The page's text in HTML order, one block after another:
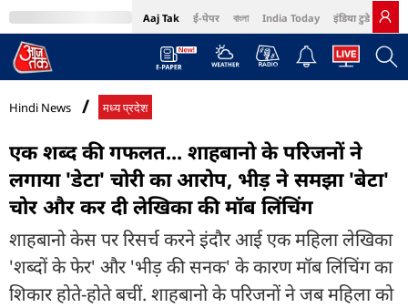
Aaj Tak ई-पेपर বাংলা India Today इंडिया टुडे हिंदी
MumbaiTak Cosmopolitan Harper's Bazaar Northeast
Hindi News मध्य प्रदेश
एक शब्द की गफलत... शाहबानो के परिजनों ने
लगाया 'डेटा' चोरी का आरोप, भीड़ ने समझा 'बेटा'
चोर और कर दी लेखिका की मॉब लिंचिंग
शाहबानो केस पर रिसर्च करने इंदौर आई एक महिला लेखिका
'शब्दों के फेर' और 'भीड़ की सनक' के कारण मॉब लिंचिंग का
शिकार होते-होते बचीं. शाहबानो के परिजनों ने जब महिला को